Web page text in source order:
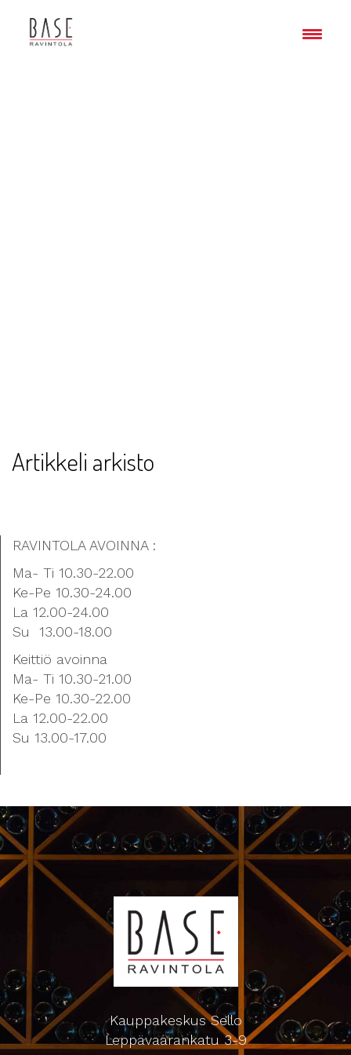
Artikkeli arkisto
RAVINTOLA AVOINNA :
Ma- Ti 10.30-22.00
Ke-Pe 10.30-24.00
La 12.00-24.00
Su 13.00-18.00
Keittiö avoinna
Ma- Ti 10.30-21.00
Ke-Pe 10.30-22.00
La 12.00-22.00
Su 13.00-17.00
Kauppakeskus Sello
Leppävaarankatu 3-9